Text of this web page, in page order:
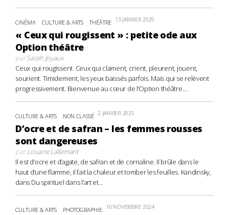
CINÉMA CULTURE & ARTS THÉÂTRE 13 JANVIER 2025
« Ceux qui rougissent » : petite ode aux
Option théâtre
parSarah Joyaux
Ceux qui rougissent. Ceux qui clament, crient, pleurent, jouent,
sourient. Timidement, les yeux baissés parfois. Mais qui se relèvent
progressivement. Bienvenue au cœur de l’Option théâtre....
CULTURE & ARTS NON CLASSÉ 2 JANVIER 2025
D’ocre et de safran – les femmes rousses
sont dangereuses
parLouane Lallemant
Il est d’ocre et d’agate, de safran et de cornaline. Il brûle dans le
haut d’une flamme, il fait la chaleur et tomber les feuilles. Kandinsky,
dans Du spirituel dans l’art et...
CULTURE & ARTS PHOTOGRAPHIE 10 NOVEMBRE 2024